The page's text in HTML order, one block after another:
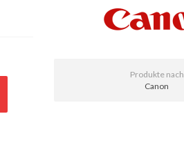
Produkte nach
Canon